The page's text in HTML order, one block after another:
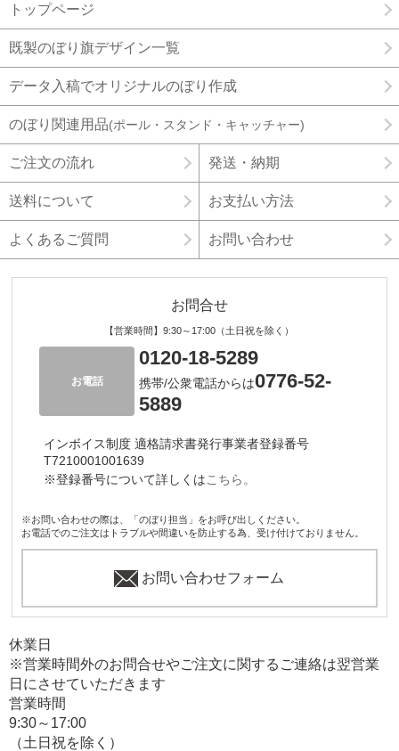
トップページ
既製のぼり旗デザイン一覧
データ入稿でオリジナルのぼり作成
のぼり関連用品(ポール・スタンド・キャッチャー)
ご注文の流れ 発送・納期
送料について お支払い方法
よくあるご質問 お問い合わせ
お問合せ
【営業時間】9:30～17:00（土日祝を除く）
お電話
0120-18-5289
携帯/公衆電話からは0776-52-
5889
インボイス制度 適格請求書発行事業者登録番号
T7210001001639
※登録番号について詳しくはこちら。
※お問い合わせの際は、「のぼり担当」をお呼び出しください。
お電話でのご注文はトラブルや間違いを防止する為、受け付けておりません。
お問い合わせフォーム
休業日
※営業時間外のお問合せやご注文に関するご連絡は翌営業
日にさせていただきます
営業時間
9:30～17:00
（土日祝を除く）